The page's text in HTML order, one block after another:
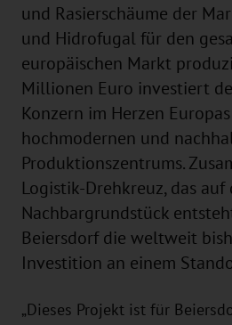
und Rasierschäume der
und Hidrofugal für den
europäischen Markt
Millionen Euro investiert
Konzern im Herzen
hochmodernen und
Produktionszentrums.
Logistik-Drehkreuz, das auf
Nachbargrundstück
Beiersdorf die weltweit
Investition an einem
„Dieses Projekt ist für